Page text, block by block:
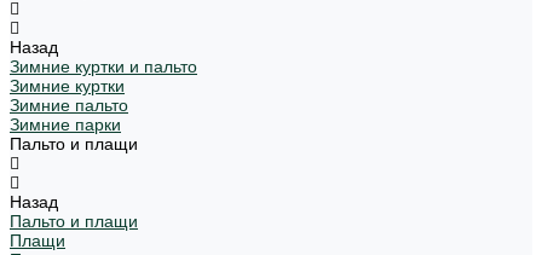
Назад
Зимние куртки и пальто
Зимние куртки
Зимние пальто
Зимние парки
Пальто и плащи
Назад
Пальто и плащи
Плащи